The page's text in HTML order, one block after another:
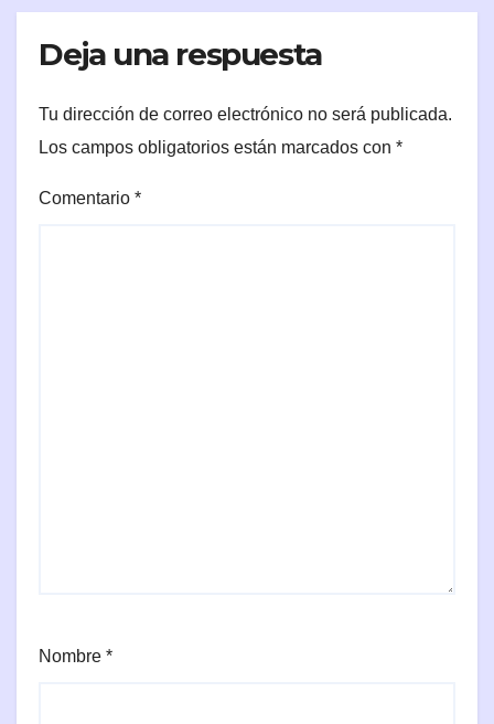
Deja una respuesta
Tu dirección de correo electrónico no será publicada.
Los campos obligatorios están marcados con *
Comentario *
Nombre *